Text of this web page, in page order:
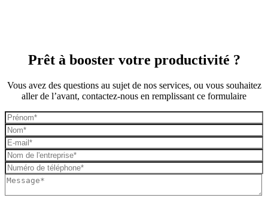
Prêt à booster votre productivité ?
Vous avez des questions au sujet de nos services, ou vous souhaitez
aller de l’avant, contactez-nous en remplissant ce formulaire